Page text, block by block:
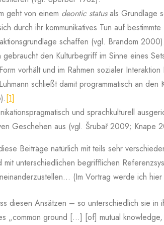
geht von einem deontic statusals Grundlage
durch ihr kommunikatives Tun auf
schaffen (vgl. Brandom 2000).
gebraucht den Kulturbegriff im Sinne eines
vorhält und im Rahmen sozialer
schließt damit programmatisch an
[1]
und sprachkulturell
Geschehen aus (vgl. Šrubař 2009; Knape
Beiträge natürlich mit teils sehr
mit unterschiedlichen begrifflichen
(Im Vortrag werde ich
diesen Ansätzen – so unterschiedlich sie in
„common ground […] [of] mutual